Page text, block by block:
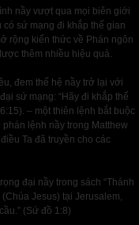
nầy vượt qua mọi biên giới
sứ mạng đi khắp thế gian
rộng kiến thức về Phán ngôn
thêm nhiều hiệu quả.
đem thế hệ nầy trở lại với
sứ mạng: “Hãy đi khắp thế
– một thiên lệnh bắt buộc
lệnh nầy trong Matthew
Ta đã truyền cho các
đại nầy trong sách “Thánh
Jesus) tại Jerusalem,
(Sứ đồ 1:8)